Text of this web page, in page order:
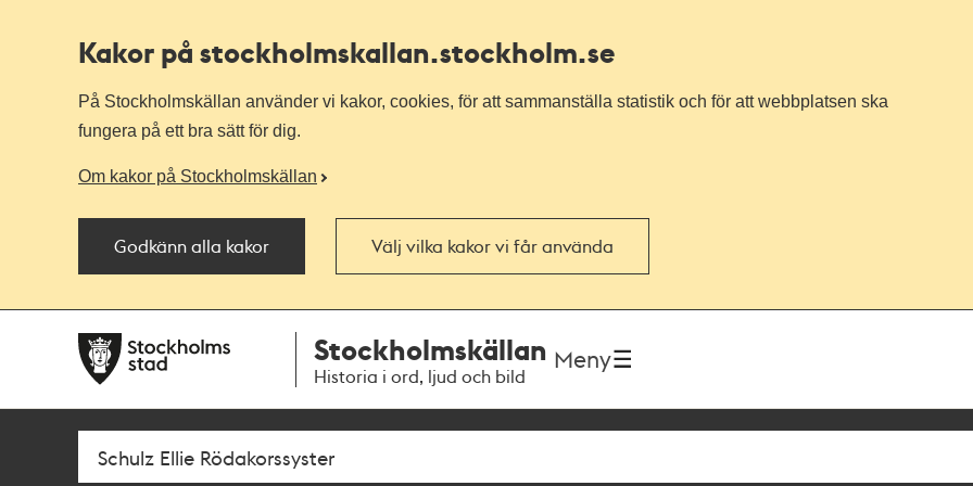
Kakor på stockholmskallan.stockholm.se
På Stockholmskällan använder vi kakor, cookies, för att sammanställa statistik och för att webbplatsen ska
fungera på ett bra sätt för dig.
Om kakor på Stockholmskällan
Godkänn alla kakor Välj vilka kakor vi får använda
navigationen
huvudinnehållet
Stockholmskällan
Historia i ord, ljud och bild
Meny
Sök